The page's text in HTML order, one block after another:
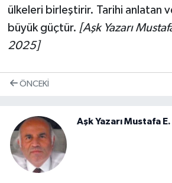
ülkeleri birleştirir. Tarihi anlatan
büyük güçtür. [Aşk Yazarı
2025]
ÖNCEKI
Aşk Yazarı Mustafa